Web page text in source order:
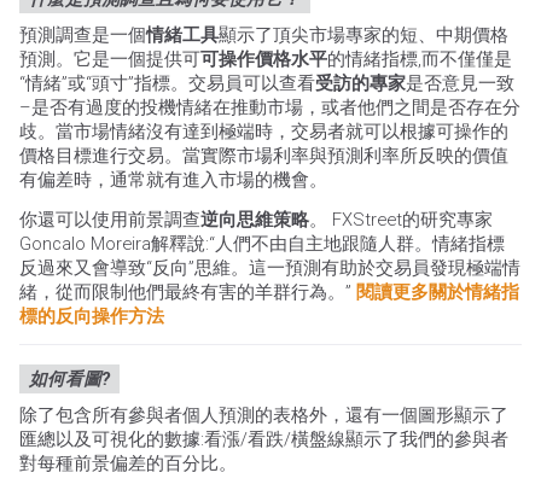
預測調查是一個情緒工具顯示了頂尖市場專家的短、中期價格
預測。它是一個提供可可操作價格水平的情緒指標,而不僅僅是
“情緒”或“頭寸”指標。交易員可以查看受訪的專家是否意見一致
–是否有過度的投機情緒在推動市場，或者他們之間是否存在分
歧。當市場情緒沒有達到極端時，交易者就可以根據可操作的
價格目標進行交易。當實際市場利率與預測利率所反映的價值
有偏差時，通常就有進入市場的機會。
你還可以使用前景調查逆向思維策略。 FXStreet的研究專家
Goncalo Moreira解釋說:“人們不由自主地跟隨人群。情緒指標
反過來又會導致“反向”思維。這一預測有助於交易員發現極端情
緒，從而限制他們最終有害的羊群行為。” 閱讀更多關於情緒指
標的反向操作方法
如何看圖?
除了包含所有參與者個人預測的表格外，還有一個圖形顯示了
匯總以及可視化的數據:看漲/看跌/橫盤線顯示了我們的參與者
對每種前景偏差的百分比。